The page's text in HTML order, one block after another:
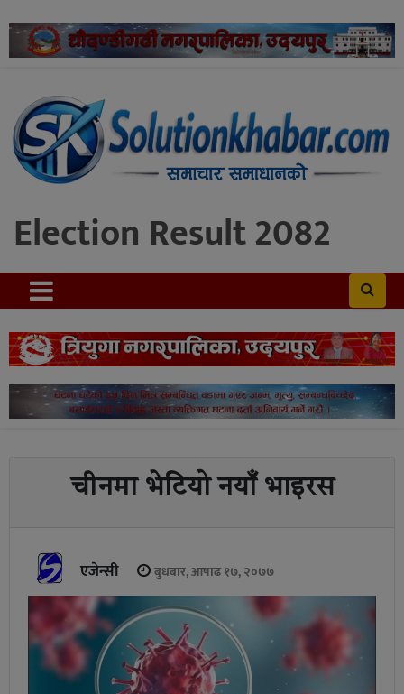
Election Result 2082
चीनमा भेटियो नयाँ भाइरस
एजेन्सी बुधबार, आषाढ १७, २०७७